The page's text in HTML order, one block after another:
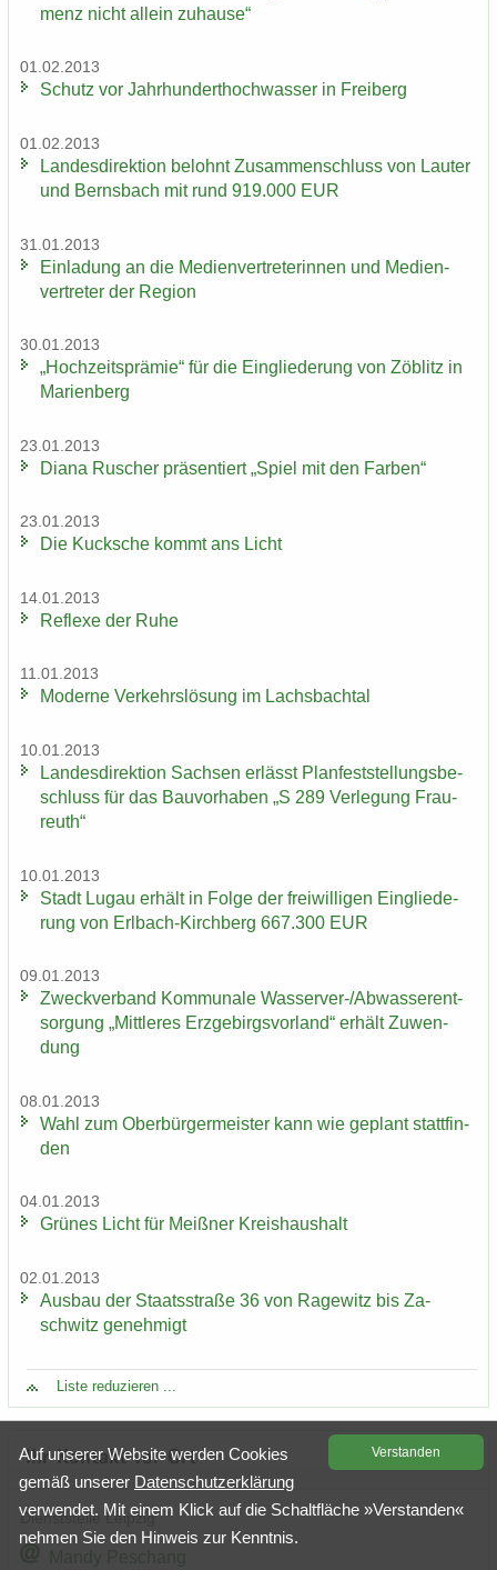
menz nicht al­lein zu­hau­se“
01.02.2013
Schutz vor Jahr­hun­dert­hoch­was­ser in Frei­berg
01.02.2013
Lan­des­di­rek­ti­on be­lohnt Zu­sam­men­schluss von Lau­ter
und Berns­bach mit rund 919.000 EUR
31.01.2013
Ein­la­dung an die Me­di­en­ver­tre­te­rin­nen und Me­di­en­
ver­tre­ter der Re­gi­on
30.01.2013
„Hoch­zeits­prä­mie“ für die Ein­glie­de­rung von Zö­blitz in
Ma­ri­en­berg
23.01.2013
Diana Ru­scher prä­sen­tiert „Spiel mit den Far­ben“
23.01.2013
Die Kuck­sche kommt ans Licht
14.01.2013
Re­fle­xe der Ruhe
11.01.2013
Mo­der­ne Ver­kehrs­lö­sung im Lachs­bach­tal
10.01.2013
Lan­des­di­rek­ti­on Sach­sen er­lässt Plan­fest­stel­lungs­be­
schluss für das Bau­vor­ha­ben „S 289 Ver­le­gung Frau­
reuth“
10.01.2013
Stadt Lugau er­hält in Folge der frei­wil­li­gen Ein­glie­de­
rung von Erlbach-​Kirchberg 667.300 EUR
09.01.2013
Zweck­ver­band Kom­mu­na­le Wasserver-​/Ab­was­ser­ent­
sor­gung „Mitt­le­res Erz­ge­birgs­vor­land“ er­hält Zu­wen­
dung
08.01.2013
Wahl zum Ober­bür­ger­meis­ter kann wie ge­plant statt­fin­
den
04.01.2013
Grü­nes Licht für Meiß­ner Kreis­haus­halt
02.01.2013
Aus­bau der Staats­stra­ße 36 von Ra­ge­witz bis Za­
schwitz ge­neh­migt
Liste re­du­zie­ren ...
Ihr Kon­takt vor Ort
Dienst­stel­le Leip­zig
Ver­stan­den
Auf un­se­rer Web­site wer­den Coo­kies
gemäß un­se­rer Da­ten­schutz­er­klä­rung
ver­wen­det. Mit einem Klick auf die Schalt­flä­che »Ver­stan­den«
neh­men Sie den Hin­weis zur Kennt­nis.